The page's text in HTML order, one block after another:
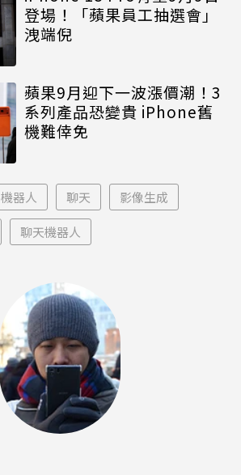
登場！「蘋果員工抽選會」
洩端倪
蘋果9月迎下一波漲價潮！3
系列產品恐變貴 iPhone舊
機難倖免
機器人 聊天 影像生成
聊天機器人